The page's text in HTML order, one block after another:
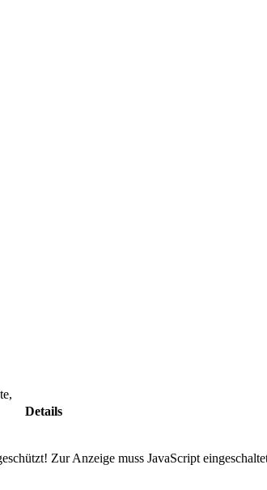
Details
Zur Anzeige muss JavaScript